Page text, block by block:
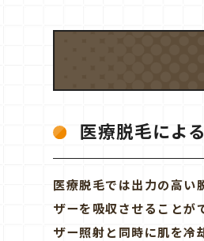
医療脱毛によ
医療脱毛では出力の高い
ザーを吸収させることが
ザー照射と同時に肌を冷